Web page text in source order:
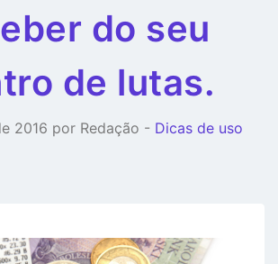
do seu
de lutas.
2016 por Redação - Dicas de uso